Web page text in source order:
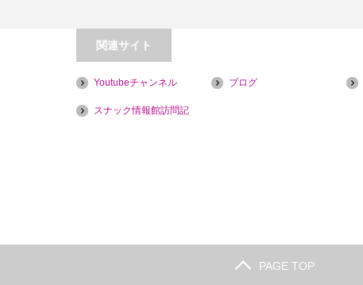
【池袋】Girl’s Bar Shula&#… 【石神井公園】パブスナック yume華
関連サイト
Youtubeチャンネル ブログ
スナック情報館訪問記
PAGE TOP